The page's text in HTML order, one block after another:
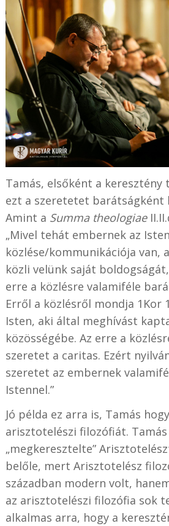
Tamás, elsőként a keresztény
ezt a szeretetet barátságként
Amint a Summa theologiae
„Mivel tehát embernek az
közlése/kommunikációja van,
közli velünk saját
erre a közlésre valamiféle
Erről a közlésről mondja 1Kor
Isten, aki által meghívást
közösségébe. Az erre a
szeretet a caritas. Ezért
szeretet az embernek
Istennel.”
Jó példa ez arra is, Tamás
arisztotelészi filozófiát.
„megkeresztelte”
belőle, mert Arisztotelész
században modern volt,
az arisztotelészi filozófia sok
alkalmas arra, hogy a